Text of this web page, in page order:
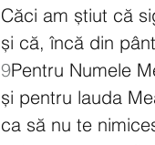
Căci am știut că
și că, încă din
9Pentru Numele
și pentru lauda
ca să nu te